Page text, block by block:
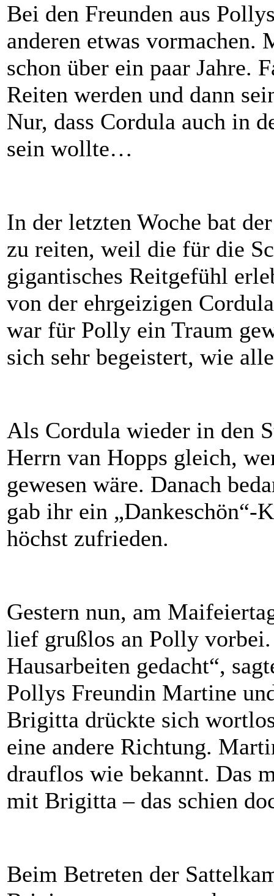
Bei den Freunden aus
anderen etwas
schon über ein paar Jahre.
Reiten werden und dann
Nur, dass Cordula auch in
sein wollte…
In der letzten Woche bat
zu reiten, weil die für die
gigantisches Reitgefühl
von der ehrgeizigen
war für Polly ein Traum
sich sehr begeistert, wie
Als Cordula wieder in den
Herrn van Hopps gleich,
gewesen wäre. Danach
gab ihr ein
höchst zufrieden.
Gestern nun, am
lief grußlos an Polly
Hausarbeiten gedacht“,
Pollys Freundin Martine
Brigitta drückte sich
eine andere Richtung.
drauflos wie bekannt. Das
mit Brigitta – das schien
Beim Betreten der